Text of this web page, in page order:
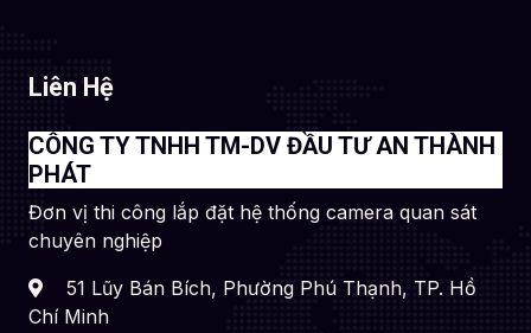
Liên Hệ
CÔNG TY TNHH TM-DV ĐẦU TƯ AN THÀNH
PHÁT
Đơn vị thi công lắp đặt hệ thống camera quan sát
chuyên nghiệp
51 Lũy Bán Bích, Phường Phú Thạnh, TP. Hồ
Chí Minh